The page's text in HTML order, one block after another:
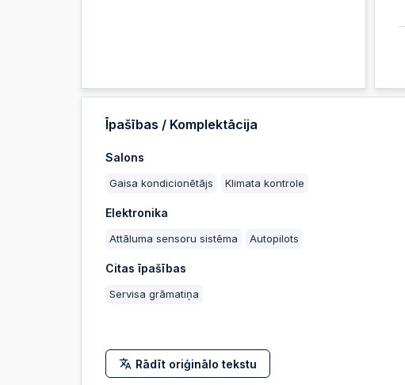
Īpašības / Komplektācija
Salons
Gaisa kondicionētājs Klimata kontrole
Elektronika
Attāluma sensoru sistēma Autopilots
Citas īpašības
Servisa grāmatiņa
Rādīt oriģinālo tekstu